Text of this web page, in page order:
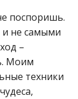
поспоришь.
и не самыми
–
Моим
техники